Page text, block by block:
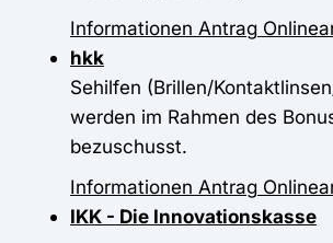
Informationen Antrag
hkk
Sehilfen (Brillen/
werden im Rahmen des
bezuschusst.
Informationen Antrag
IKK - Die Innovationskasse